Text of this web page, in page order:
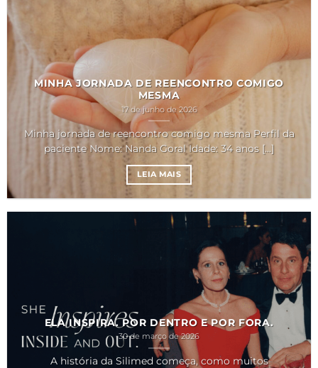
MINHA JORNADA DE REENCONTRO COMIGO
MESMA
17 de junho de 2026
Minha jornada de reencontro comigo mesma Perfil da
paciente Nome: Nanda Goral Idade: 34 anos [...]
LEIA MAIS
ELA INSPIRA. POR DENTRO E POR FORA.
30 de março de 2026
A história da Silimed começa, como muitos